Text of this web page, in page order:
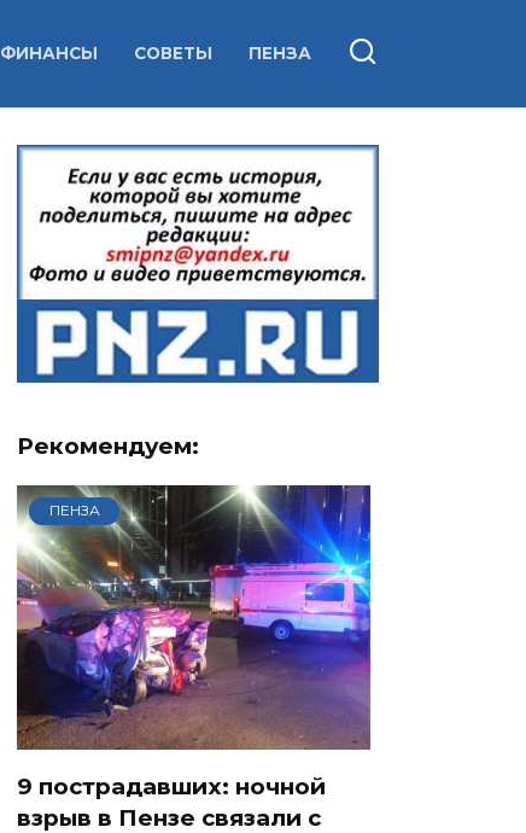
ФИНАНСЫ СОВЕТЫ ПЕНЗА
Рекомендуем:
ПЕНЗА
9 пострадавших: ночной
взрыв в Пензе связали с